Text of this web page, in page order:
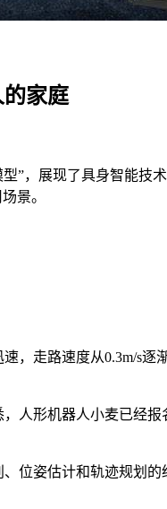
家庭
”，展现了具身智能技
景。
，走路速度从0.3m/s逐
人形机器人小麦已经
位姿估计和轨迹规划